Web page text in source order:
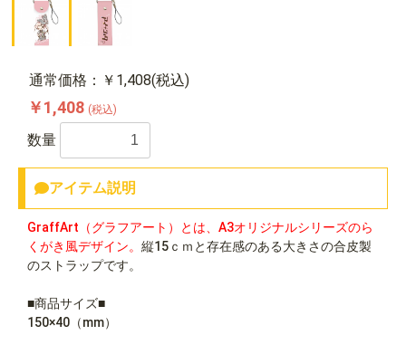
通常価格：￥1,408(税込)
￥1,408 (税込)
数量
アイテム説明
GraffArt（グラフアート）とは、A3オリジナルシリーズのら
くがき風デザイン。 縦15ｃｍと存在感のある大きさの合皮製
のストラップです。
■商品サイズ■
150×40（mm）